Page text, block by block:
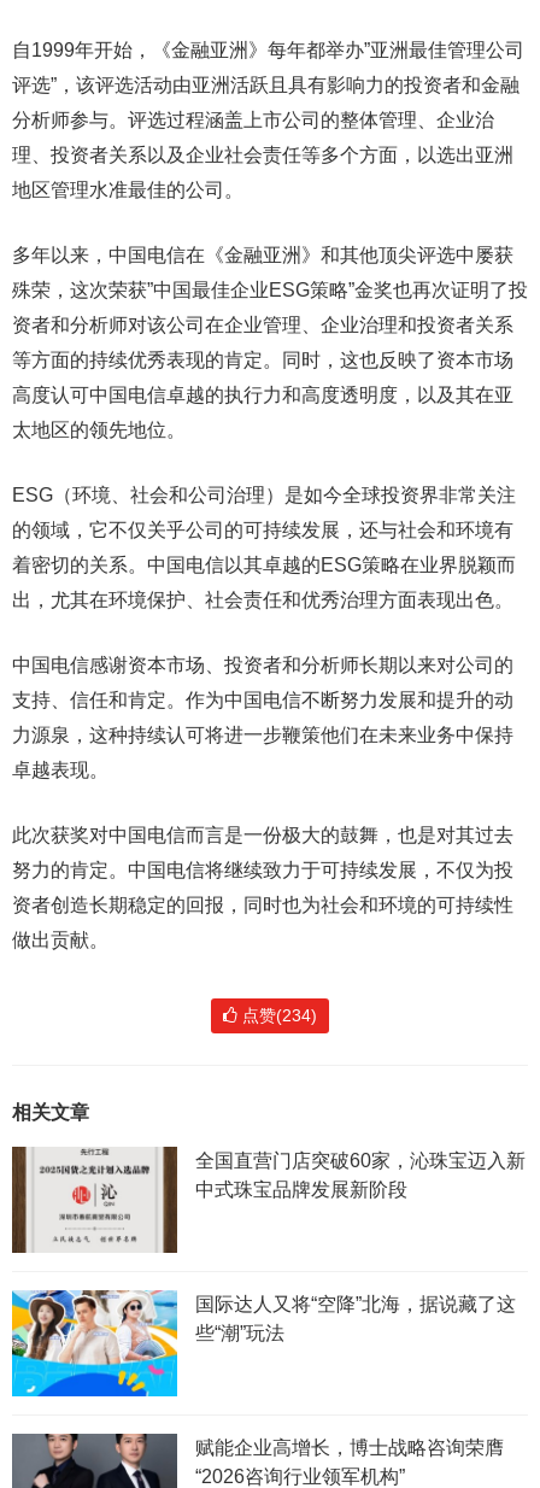
自1999年开始，《金融亚洲》每年都举办”亚洲最佳管理公司
评选”，该评选活动由亚洲活跃且具有影响力的投资者和金融
分析师参与。评选过程涵盖上市公司的整体管理、企业治
理、投资者关系以及企业社会责任等多个方面，以选出亚洲
地区管理水准最佳的公司。
多年以来，中国电信在《金融亚洲》和其他顶尖评选中屡获
殊荣，这次荣获”中国最佳企业ESG策略”金奖也再次证明了投
资者和分析师对该公司在企业管理、企业治理和投资者关系
等方面的持续优秀表现的肯定。同时，这也反映了资本市场
高度认可中国电信卓越的执行力和高度透明度，以及其在亚
太地区的领先地位。
ESG（环境、社会和公司治理）是如今全球投资界非常关注
的领域，它不仅关乎公司的可持续发展，还与社会和环境有
着密切的关系。中国电信以其卓越的ESG策略在业界脱颖而
出，尤其在环境保护、社会责任和优秀治理方面表现出色。
中国电信感谢资本市场、投资者和分析师长期以来对公司的
支持、信任和肯定。作为中国电信不断努力发展和提升的动
力源泉，这种持续认可将进一步鞭策他们在未来业务中保持
卓越表现。
此次获奖对中国电信而言是一份极大的鼓舞，也是对其过去
努力的肯定。中国电信将继续致力于可持续发展，不仅为投
资者创造长期稳定的回报，同时也为社会和环境的可持续性
做出贡献。
点赞(234)
相关文章
全国直营门店突破60家，沁珠宝迈入新
中式珠宝品牌发展新阶段
国际达人又将“空降”北海，据说藏了这
些“潮”玩法
赋能企业高增长，博士战略咨询荣膺
“2026咨询行业领军机构”